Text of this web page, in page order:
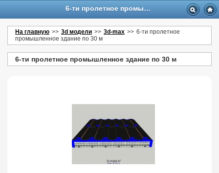
6-ти пролетное промышленное здание
На главную >> 3d модели >> 3d-max >> 6-ти пролетное
промышленное здание по 30 м
6-ти пролетное промышленное здание по 30 м